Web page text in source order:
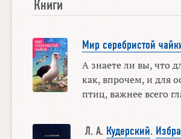
Книги
Мир серебристой
А знаете ли вы, что
как, впрочем, и для
птиц, важнее всего
Л. А. Кудерский.